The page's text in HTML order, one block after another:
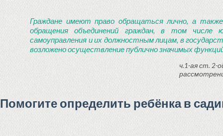
Граждане имеют право обращаться лично, а
обращения объединений граждан, в том числе
самоуправления и их должностным лицам, в
возложено осуществление публично значимых
ч.1-ая ст. 2-
Помогите определить ребёнка в